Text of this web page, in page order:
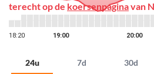
24u 7d 30d
terecht op de koersenpaginavan